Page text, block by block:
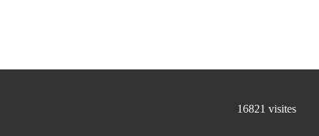
16821 visites